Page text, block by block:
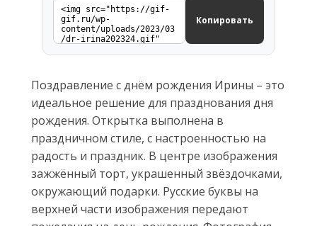
Копировать
Поздравление с днём рождения Ирины – это
идеальное решение для празднования дня
рождения. Открытка выполнена в
праздничном стиле, с настроенностью на
радость и праздник. В центре изображения
зажжённый торт, украшенный звёздочками,
окружающий подарки. Русские буквы на
верхней части изображения передают